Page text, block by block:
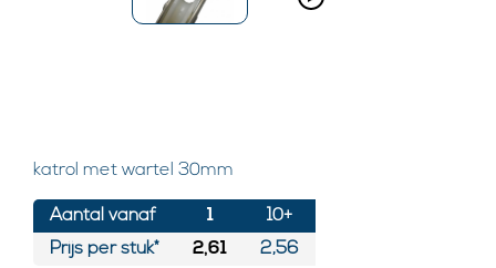
katrol met wartel 30mm
Aantal vanaf
Prijs per stuk*
1
2,61
10+
2,56